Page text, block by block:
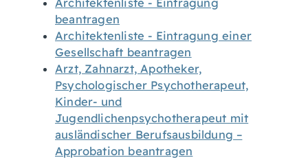
Architektenliste - Eintragung
beantragen
Architektenliste - Eintragung einer
Gesellschaft beantragen
Arzt, Zahnarzt, Apotheker,
Psychologischer Psychotherapeut,
Kinder- und
Jugendlichenpsychotherapeut mit
ausländischer Berufsausbildung –
Approbation beantragen